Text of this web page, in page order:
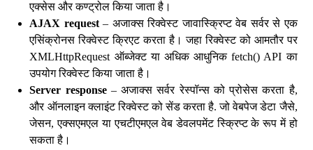
एक्सेस और कण्ट्रोल किया जाता है।
AJAX request– अजाक्स रिक्वेस्ट जावास्क्रिप्ट वेब सर्वर से एक
एसिंक्रोनस रिक्वेस्ट क्रिएट करता है। जहा रिक्वेस्ट को आमतौर पर
XMLHttpRequest ऑब्जेक्ट या अधिक आधुनिक fetch() API का
उपयोग रिक्वेस्ट किया जाता है।
Server response– अजाक्स सर्वर रेस्पॉन्स को प्रोसेस करता है,
और ऑनलाइन क्लाइंट रिक्वेस्ट को सेंड करता है. जो वेबपेज डेटा जैसे,
जेसन, एक्सएमएल या एचटीएमएल वेब डेवलपमेंट स्क्रिप्ट के रूप में हो
सकता है।